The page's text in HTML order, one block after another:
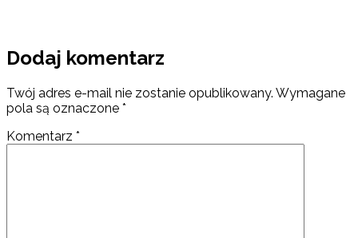
Dodaj komentarz
Twój adres e-mail nie zostanie opublikowany. Wymagane
pola są oznaczone *
Komentarz *